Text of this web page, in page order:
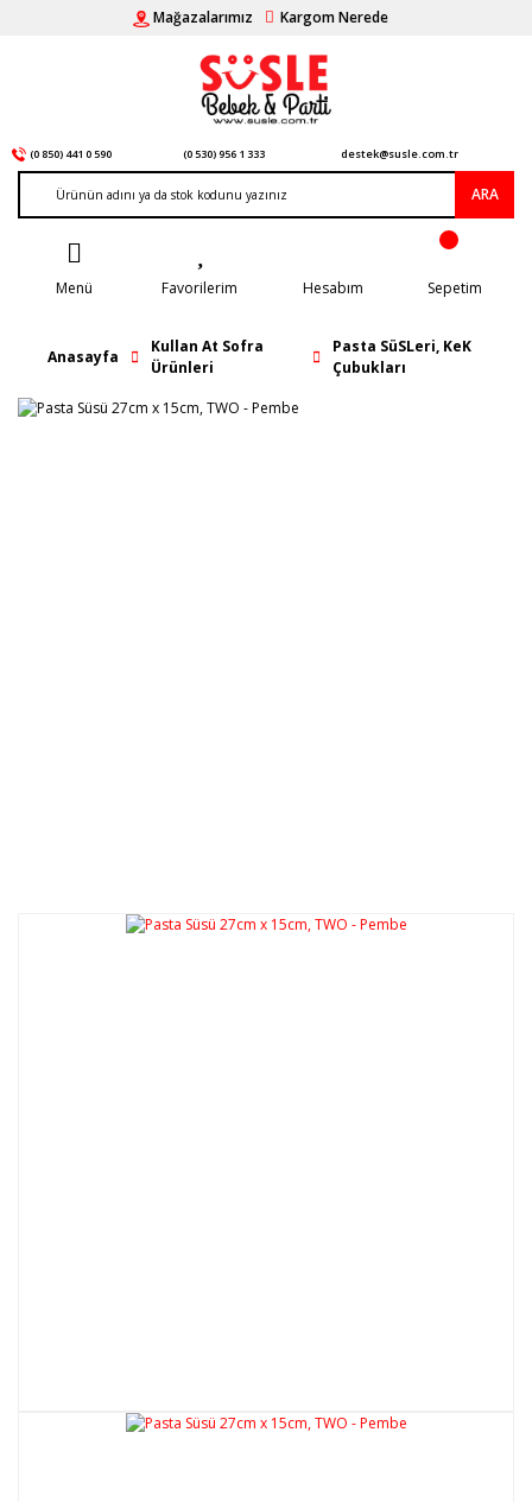
Mağazalarımız Kargom Nerede
(0 850) 441 0 590 (0 530) 956 1 333 destek@susle.com.tr
ARA
Menü Favorilerim Hesabım Sepetim
Anasayfa
Kullan At Sofra
Ürünleri
Pasta SüSLeri, KeK
Çubukları